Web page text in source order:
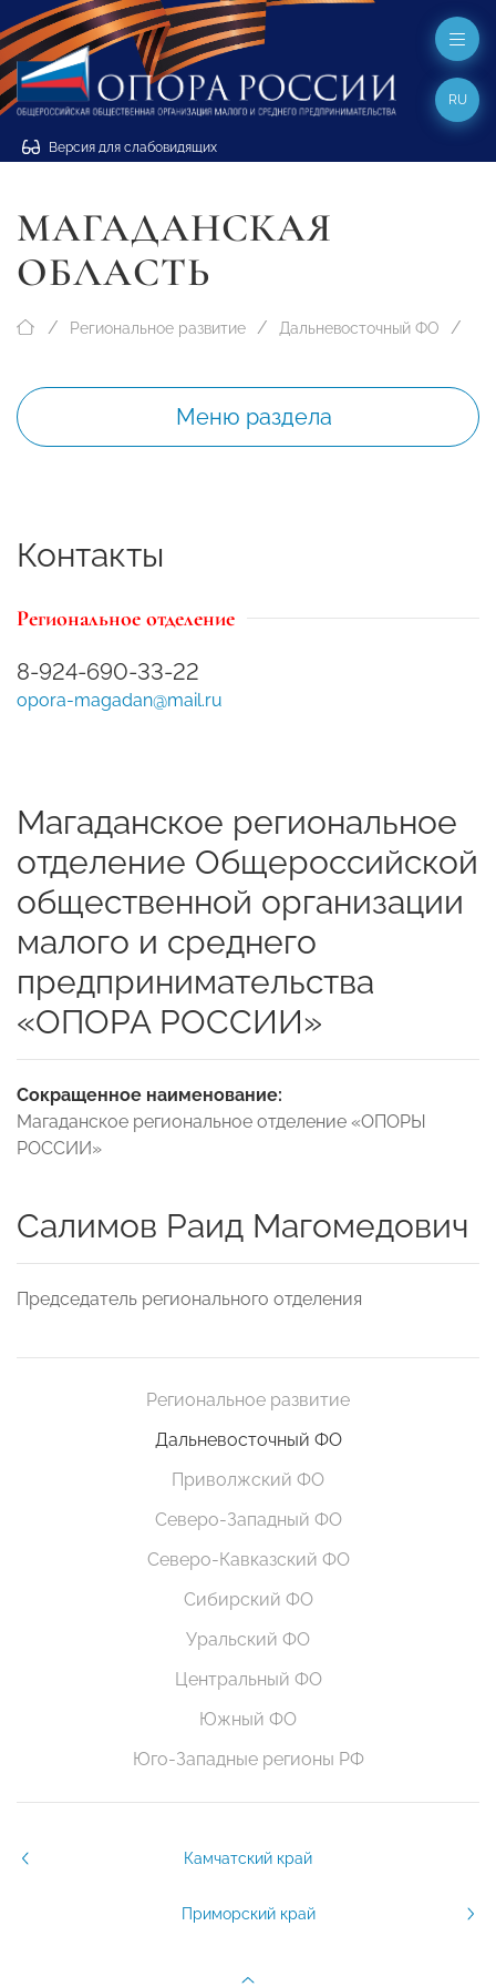
Версия для слабовидящих
RU
МАГАДАНСКАЯ
ОБЛАСТЬ
Региональное развитие Дальневосточный ФО
Меню раздела
Контакты
Региональное отделение
8-924-690-33-22
opora-magadan@mail.ru
Магаданское региональное
отделение Общероссийской
общественной организации
малого и среднего
предпринимательства
«ОПОРА РОССИИ»
Сокращенное наименование:
Магаданское региональное отделение «ОПОРЫ
РОССИИ»
Салимов Раид Магомедович
Председатель регионального отделения
Региональное развитие
Дальневосточный ФО
Приволжский ФО
Северо-Западный ФО
Северо-Кавказский ФО
Сибирский ФО
Уральский ФО
Центральный ФО
Южный ФО
Юго-Западные регионы РФ
Камчатский край
Приморский край